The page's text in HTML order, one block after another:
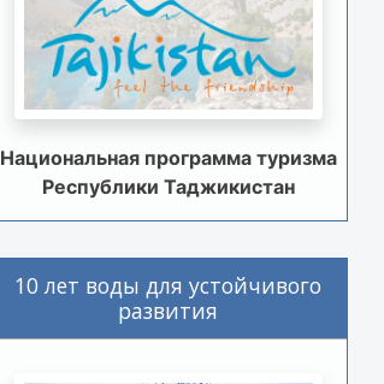
Национальная программа туризма
Республики Таджикистан
10 лет воды для устойчивого
развития